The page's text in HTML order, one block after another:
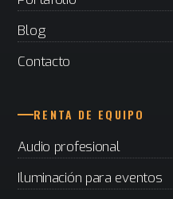
Blog
Contacto
RENTA DE EQUIPO
Audio profesional
Iluminación para eventos